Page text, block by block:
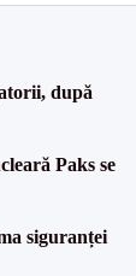
după
Paks se
siguranței